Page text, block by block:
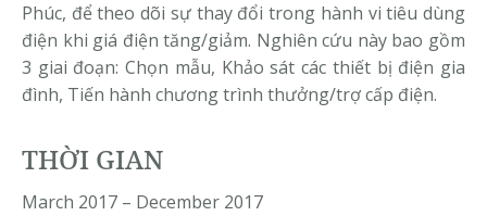
Phúc, để theo dõi sự thay đổi trong hành vi tiêu dùng
điện khi giá điện tăng/giảm. Nghiên cứu này bao gồm
3 giai đoạn: Chọn mẫu, Khảo sát các thiết bị điện gia
đình, Tiến hành chương trình thưởng/trợ cấp điện.
THỜI GIAN
March 2017 – December 2017